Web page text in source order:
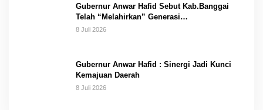
Gubernur Anwar Hafid Sebut Kab.Banggai
Telah “Melahirkan” Generasi…
8 Juli 2026
Gubernur Anwar Hafid : Sinergi Jadi Kunci
Kemajuan Daerah
8 Juli 2026